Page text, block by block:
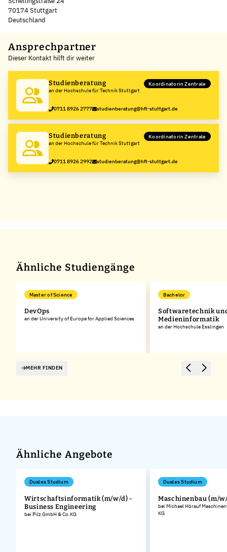
70174 Stuttgart
Deutschland
+
−
Ansprechpartner
Dieser Kontakt hilft dir weiter
Studienberatung
an der Hochschule für Technik Stuttgart
Koordinatorin Zentrale
0711 8926 2777 studienberatung@hft-stuttgart.de
Studienberatung
an der Hochschule für Technik Stuttgart
Koordinatorin Zentrale
0711 8926 2992 studienberatung@hft-stuttgart.de
Ähnliche Studiengänge
Master of Science
DevOps
an der University of Europe for Applied Sciences
Bachelor
Softwaretechnik
Medieninformatik
an der Hochschule Esslingen
MEHR FINDEN
Ähnliche Angebote
Duales Studium
Wirtschaftsinformatik (m/w/d) -
Business Engineering
bei Pilz GmbH & Co.KG
Duales Studium
Maschinenbau (m/
bei Michael Hörauf
KG